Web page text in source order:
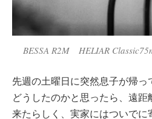
BESSA R2M HELIAR
先週の土曜日に突然息子が帰っ
どうしたのかと思ったら、遠
来たらしく、実家にはついでに